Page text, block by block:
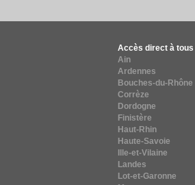
Accès direct à
Ain
Ardennes
Bouches-du-Rhône
Corrèze
Dordogne
Finistère
Haut-Rhin
Haute-Savoie
Ille-et-Vilaine
Landes
Lot-et-Garonne